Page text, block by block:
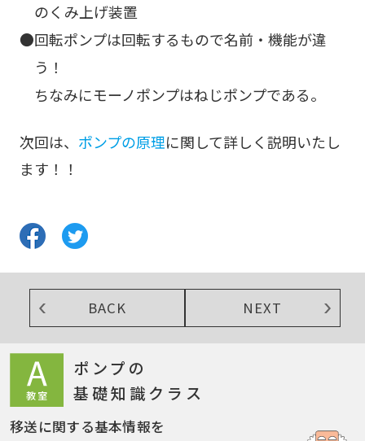
のくみ上げ装置
回転ポンプは回転するもので名前・機能が違
う！
ちなみにモーノポンプはねじポンプである。
次回は、 ポンプの原理に関して詳しく説明いたし
ます！！
BACK NEXT
ポンプの
基礎知識クラス
移送に関する基本情報を